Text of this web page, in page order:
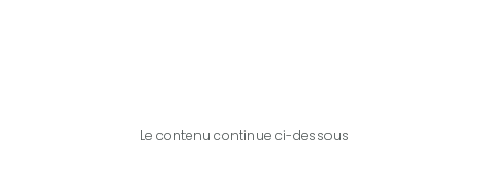
Le contenu continue ci-dessous